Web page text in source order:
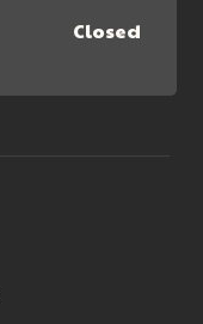
Closed